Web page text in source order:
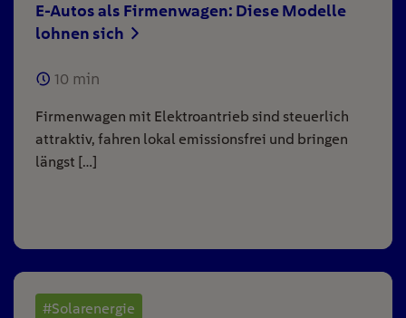
E-Autos als Firmenwagen: Diese Modelle
lohnen sich
10 min
Firmenwagen mit Elektroantrieb sind steuerlich
attraktiv, fahren lokal emissionsfrei und bringen
längst […]
#Solarenergie